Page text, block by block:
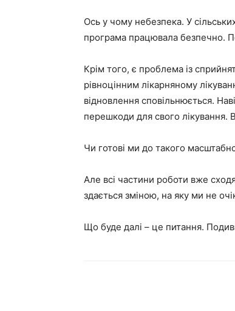
Ось у чому небезпека. У
програма працювала безпечно.
Крім того, є проблема із
рівноцінним лікарняному
відновлення сповільнюється.
перешкоди для свого лікування.
Чи готові ми до такого
Але всі частини роботи вже
здається зміною, на яку ми не
Що буде далі – це питання.